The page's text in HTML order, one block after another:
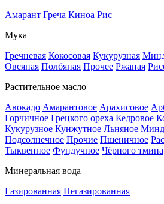
Амарант Греча Киноа Рис
Мука
Гречневая Кокосовая Кукурузная
Овсяная Полбяная Прочее Ржаная
Растительное масло
Авокадо Амарантовое Арахисовое
Горчичное Грецкого ореха Кедровое
Кукурузное Кунжутное Льняное
Подсолнечное Прочие Пшеничное
Тыквенное Фундучное Чёрного тмина
Минеральная вода
Газированная Негазированная